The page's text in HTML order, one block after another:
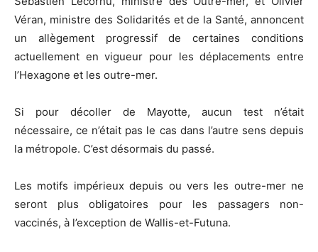
Véran, ministre des Solidarités et de la Santé, annoncent
un allègement progressif de certaines conditions
actuellement en vigueur pour les déplacements entre
l’Hexagone et les outre-mer.
Si pour décoller de Mayotte, aucun test n’était
nécessaire, ce n’était pas le cas dans l’autre sens depuis
la métropole. C’est désormais du passé.
Les motifs impérieux depuis ou vers les outre-mer ne
seront plus obligatoires pour les passagers non-
vaccinés, à l’exception de Wallis-et-Futuna.